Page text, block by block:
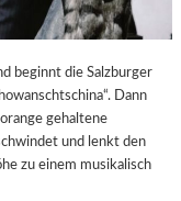
beginnt die Salzburger
Dann
gehaltene
und lenkt den
zu einem musikalisch